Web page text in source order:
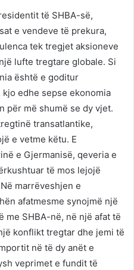
të SHBA-së,
e vendeve të prekura,
tek tregjet aksioneve
lufte tregtare globale. Si
është e goditur
edhe sepse ekonomia
për më shumë se dy vjet.
transatlantike,
e vetme këtu. E
e Gjermanisë, qeveria e
të mos lejojë
marrëveshjen e
afatmesme synojmë një
me SHBA-në, në një afat të
konflikt tregtar dhe jemi të
në të dy anët e
veprimet e fundit të